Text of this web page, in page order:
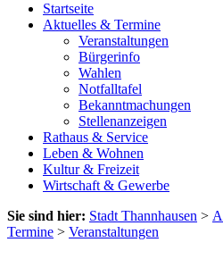
Startseite
Aktuelles & Termine
Veranstaltungen
Bürgerinfo
Wahlen
Notfalltafel
Bekanntmachungen
Stellenanzeigen
Rathaus & Service
Leben & Wohnen
Kultur & Freizeit
Wirtschaft & Gewerbe
Sie sind hier: Stadt Thannhausen >
Termine > Veranstaltungen